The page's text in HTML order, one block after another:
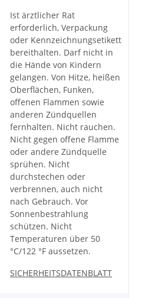
Ist ärztlicher Rat
erforderlich, Verpackung
oder Kennzeichnungsetikett
bereithalten. Darf nicht in
die Hände von Kindern
gelangen. Von Hitze, heißen
Oberflächen, Funken,
offenen Flammen sowie
anderen Zündquellen
fernhalten. Nicht rauchen.
Nicht gegen offene Flamme
oder andere Zündquelle
sprühen. Nicht
durchstechen oder
verbrennen, auch nicht
nach Gebrauch. Vor
Sonnenbestrahlung
schützen. Nicht
Temperaturen über 50
°C/122 °F aussetzen.
SICHERHEITSDATENBLATT